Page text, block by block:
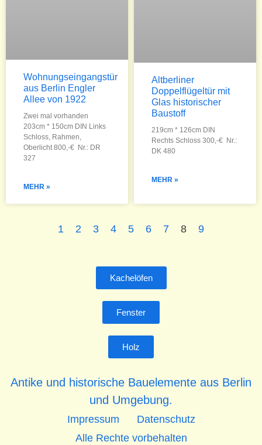
Wohnungseingangstür
aus Berlin Engler
Allee von 1922
Zwei mal vorhanden
203cm * 150cm DIN Links
Schloss, Rahmen,
Oberlicht 800,-€ Nr.: DR
327
MEHR »
Altberliner
Doppelflügeltür mit
Glas historischer
Baustoff
219cm * 126cm DIN
Rechts Schloss 300,-€ Nr.:
DK 480
MEHR »
1 2 3 4 5 6 7 8 9
Kachelöfen
Fenster
Holz
Antike und historische Bauelemente aus Berlin
und Umgebung.
Impressum
Datenschutz
Alle Rechte vorbehalten